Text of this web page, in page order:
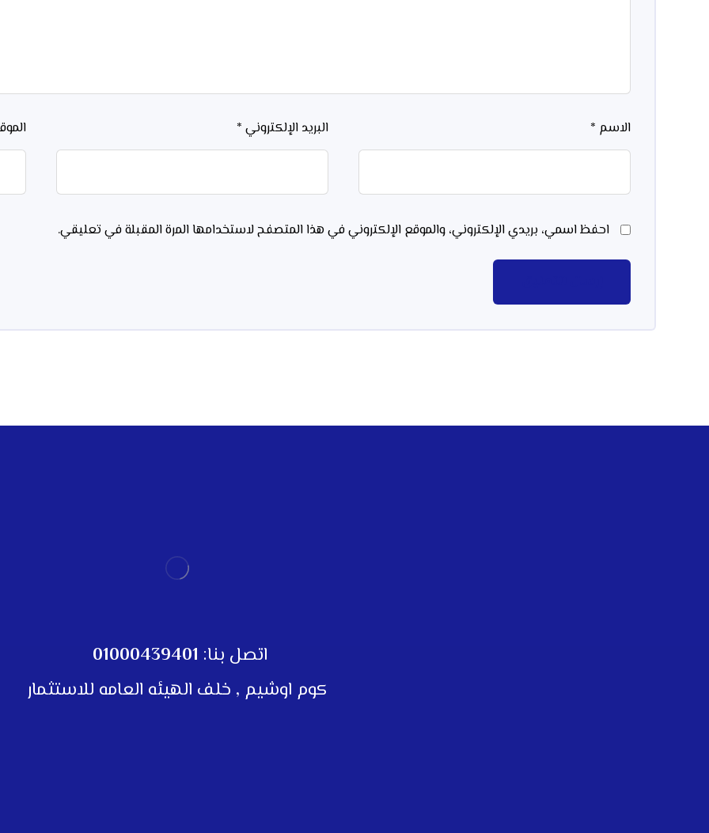
الاسم * البريد الإلكتروني *
احفظ اسمي، بريدي الإلكتروني، والموقع الإلكتروني في هذا المتصفح لاستخدامها المرة المقبلة في تعليقي.
اتصل بنا: 01000439401
كوم اوشيم , خلف الهيئه العامه للاستثمار